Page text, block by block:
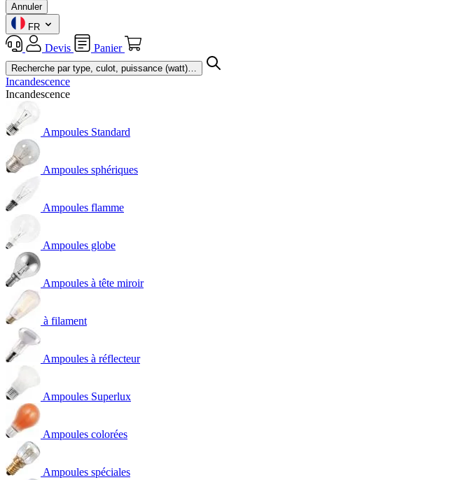
Annuler
FR
Devis Panier
Incandescence
Incandescence
Ampoules Standard
Ampoules sphériques
Ampoules flamme
Ampoules globe
Ampoules à tête miroir
à filament
Ampoules à réflecteur
Ampoules Superlux
Ampoules colorées
Ampoules spéciales